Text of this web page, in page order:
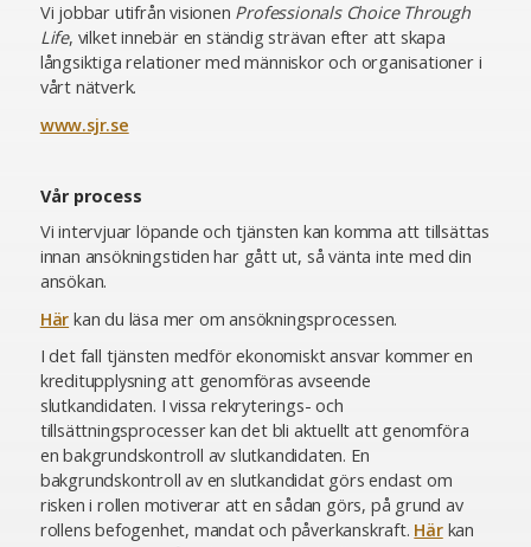
Vi jobbar utifrån visionen Professionals Choice Through
Life, vilket innebär en ständig strävan efter att skapa
långsiktiga relationer med människor och organisationer i
vårt nätverk.
www.sjr.se
Vår process
Vi intervjuar löpande och tjänsten kan komma att tillsättas
innan ansökningstiden har gått ut, så vänta inte med din
ansökan.
Här kan du läsa mer om ansökningsprocessen.
I det fall tjänsten medför ekonomiskt ansvar kommer en
kreditupplysning att genomföras avseende
slutkandidaten. I vissa rekryterings- och
tillsättningsprocesser kan det bli aktuellt att genomföra
en bakgrundskontroll av slutkandidaten. En
bakgrundskontroll av en slutkandidat görs endast om
risken i rollen motiverar att en sådan görs, på grund av
rollens befogenhet, mandat och påverkanskraft. Härkan